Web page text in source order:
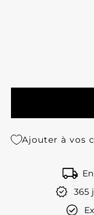
Ajouter à vos
365